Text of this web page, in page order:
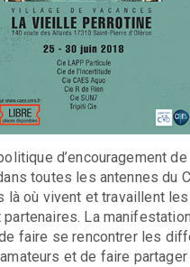
d’encouragement de
toutes les antennes du
là où vivent et travaillent
partenaires. La
faire se rencontrer les
et de faire